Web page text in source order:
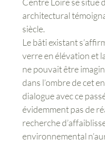
architectural
siècle.
Le bâti existant
verre en élévation et
ne pouvait être
dans l’ombre de cet
dialogue avec ce
évidemment pas de
recherche
environnemental